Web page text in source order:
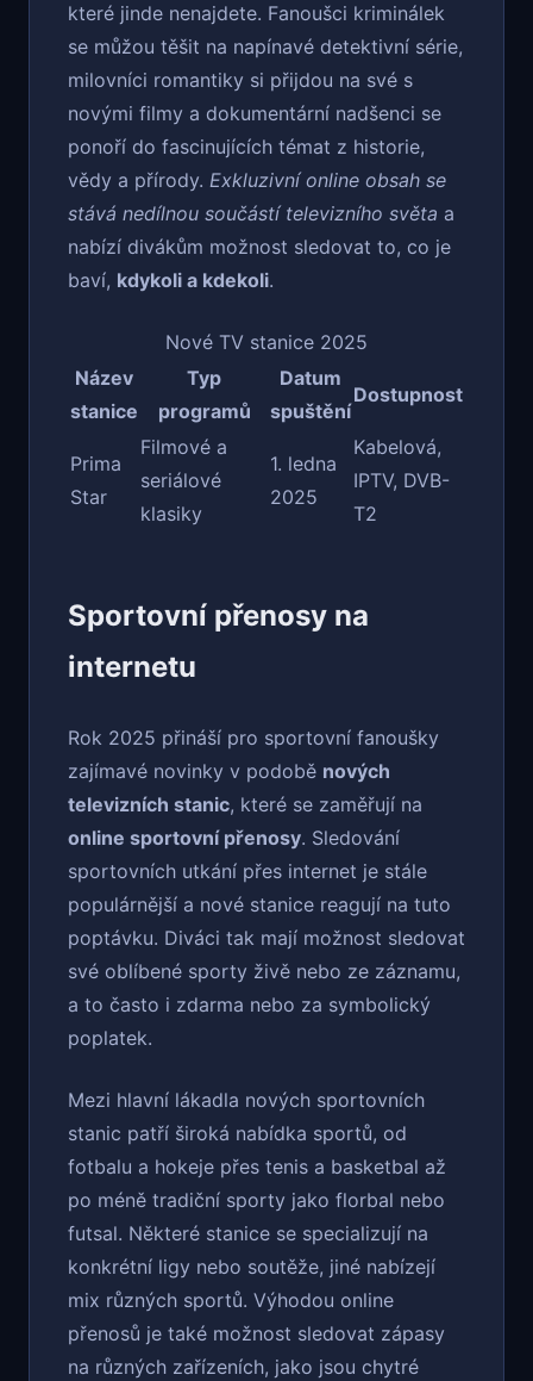
které jinde nenajdete. Fanoušci kriminálek
se můžou těšit na napínavé detektivní série,
milovníci romantiky si přijdou na své s
novými filmy a dokumentární nadšenci se
ponoří do fascinujících témat z historie,
vědy a přírody. Exkluzivní online obsah se
stává nedílnou součástí televizního světa a
nabízí divákům možnost sledovat to, co je
baví, kdykoli a kdekoli.
Nové TV stanice 2025
Název
stanice
Typ
programů
Datum
spuštění
Dostupnost
Prima
Star
Filmové a
seriálové
klasiky
1. ledna
2025
Kabelová,
IPTV, DVB-
T2
Sportovní přenosy na
internetu
Rok 2025 přináší pro sportovní fanoušky
zajímavé novinky v podobě nových
televizních stanic, které se zaměřují na
online sportovní přenosy. Sledování
sportovních utkání přes internet je stále
populárnější a nové stanice reagují na tuto
poptávku. Diváci tak mají možnost sledovat
své oblíbené sporty živě nebo ze záznamu,
a to často i zdarma nebo za symbolický
poplatek.
Mezi hlavní lákadla nových sportovních
stanic patří široká nabídka sportů, od
fotbalu a hokeje přes tenis a basketbal až
po méně tradiční sporty jako florbal nebo
futsal. Některé stanice se specializují na
konkrétní ligy nebo soutěže, jiné nabízejí
mix různých sportů. Výhodou online
přenosů je také možnost sledovat zápasy
na různých zařízeních, jako jsou chytré